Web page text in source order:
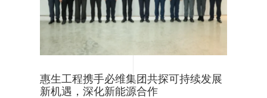
惠生工程携手必维集团共探可持续发展
新机遇，深化新能源合作